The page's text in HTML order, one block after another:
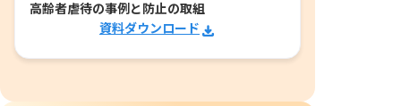
高齢者虐待の事例と防止の取組
資料ダウンロード